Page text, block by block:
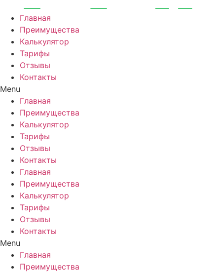
Перейти
содержимому
Главная
Преимущества
Калькулятор
Тарифы
Отзывы
Контакты
Menu
Главная
Преимущества
Калькулятор
Тарифы
Отзывы
Контакты
Главная
Преимущества
Калькулятор
Тарифы
Отзывы
Контакты
Menu
Главная
Преимущества